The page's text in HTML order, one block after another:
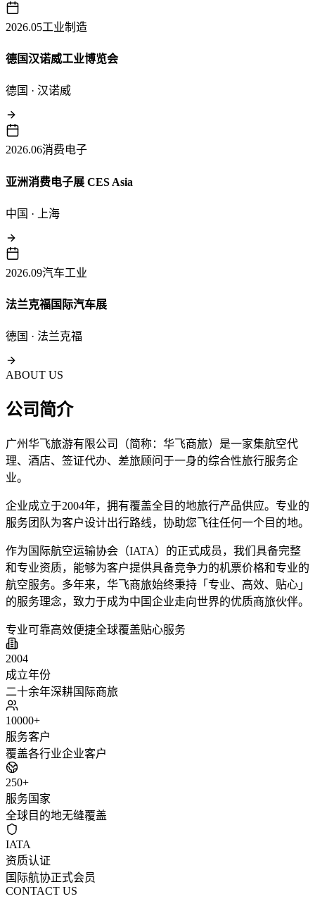
2026.05工业制造
德国汉诺威工业博览会
德国 · 汉诺威
2026.06消费电子
亚洲消费电子展 CES Asia
中国 · 上海
2026.09汽车工业
法兰克福国际汽车展
德国 · 法兰克福
ABOUT US
公司简介
广州华飞旅游有限公司（简称：华飞商旅）是一家集航空代
理、酒店、签证代办、差旅顾问于一身的综合性旅行服务企
业。
企业成立于2004年，拥有覆盖全目的地旅行产品供应。专业的
服务团队为客户设计出行路线，协助您飞往任何一个目的地。
作为国际航空运输协会（IATA）的正式成员，我们具备完整
和专业资质，能够为客户提供具备竞争力的机票价格和专业的
航空服务。多年来，华飞商旅始终秉持「专业、高效、贴心」
的服务理念，致力于成为中国企业走向世界的优质商旅伙伴。
专业可靠高效便捷全球覆盖贴心服务
2004
成立年份
二十余年深耕国际商旅
10000+
服务客户
覆盖各行业企业客户
250+
服务国家
全球目的地无缝覆盖
IATA
资质认证
国际航协正式会员
CONTACT US